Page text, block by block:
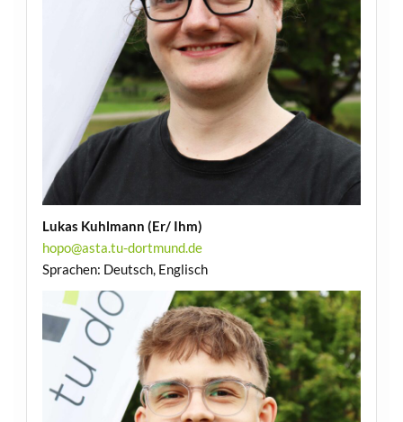
Lukas Kuhlmann (Er/ Ihm)
hopo@asta.tu-dortmund.de
Sprachen: Deutsch, Englisch